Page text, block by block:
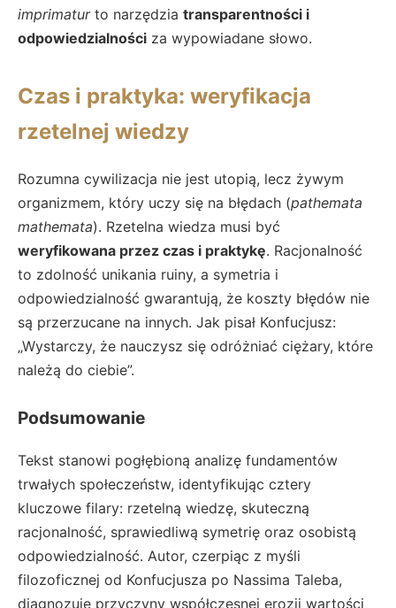
imprimaturto narzędzia transparentności i
odpowiedzialności za wypowiadane słowo.
Czas i praktyka: weryfikacja
rzetelnej wiedzy
Rozumna cywilizacja nie jest utopią, lecz żywym
organizmem, który uczy się na błędach (pathemata
mathemata). Rzetelna wiedza musi być
weryfikowana przez czas i praktykę. Racjonalność
to zdolność unikania ruiny, a symetria i
odpowiedzialność gwarantują, że koszty błędów nie
są przerzucane na innych. Jak pisał Konfucjusz:
„Wystarczy, że nauczysz się odróżniać ciężary, które
należą do ciebie”.
Podsumowanie
Tekst stanowi pogłębioną analizę fundamentów
trwałych społeczeństw, identyfikując cztery
kluczowe filary: rzetelną wiedzę, skuteczną
racjonalność, sprawiedliwą symetrię oraz osobistą
odpowiedzialność. Autor, czerpiąc z myśli
filozoficznej od Konfucjusza po Nassima Taleba,
diagnozuje przyczyny współczesnej erozji wartości